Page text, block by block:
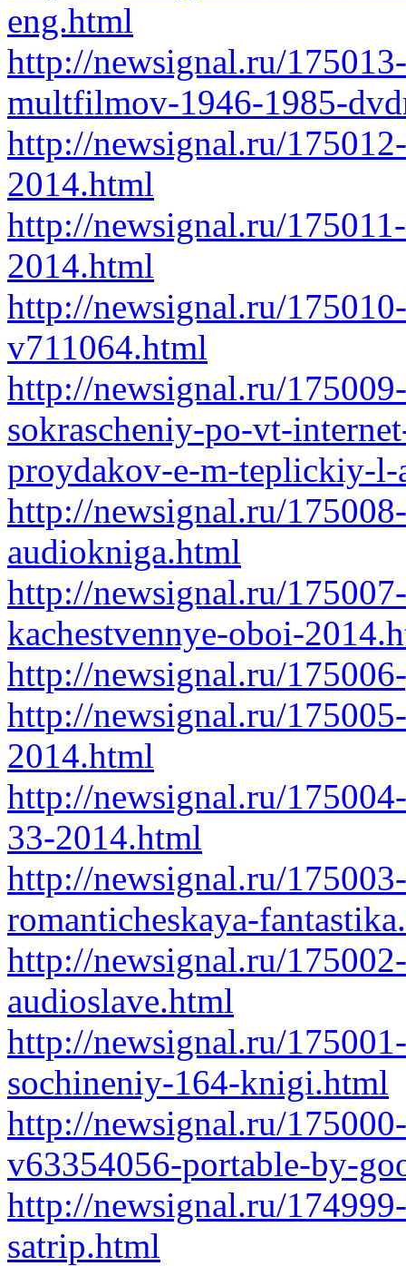
eng.html
http://newsignal.ru/
multfilmov-1946-1985-
http://newsignal.ru/
2014.html
http://newsignal.ru/
2014.html
http://newsignal.ru/
v711064.html
http://newsignal.ru/
sokrascheniy-po-vt-
proydakov-e-m-teplickiy-l-
http://newsignal.ru/
audiokniga.html
http://newsignal.ru/
kachestvennye-oboi-
http://newsignal.ru/
http://newsignal.ru/
2014.html
http://newsignal.ru/
33-2014.html
http://newsignal.ru/
romanticheskaya-
http://newsignal.ru/
audioslave.html
http://newsignal.ru/
sochineniy-164-knigi.html
http://newsignal.ru/
v63354056-portable-by-
http://newsignal.ru/
satrip.html